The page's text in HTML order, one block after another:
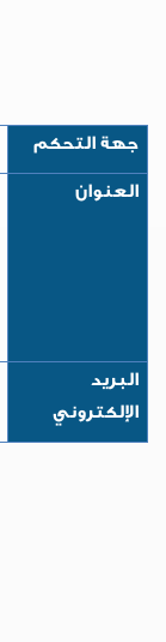
جهة التحكم
العنوان
البريد
الإلكتروني